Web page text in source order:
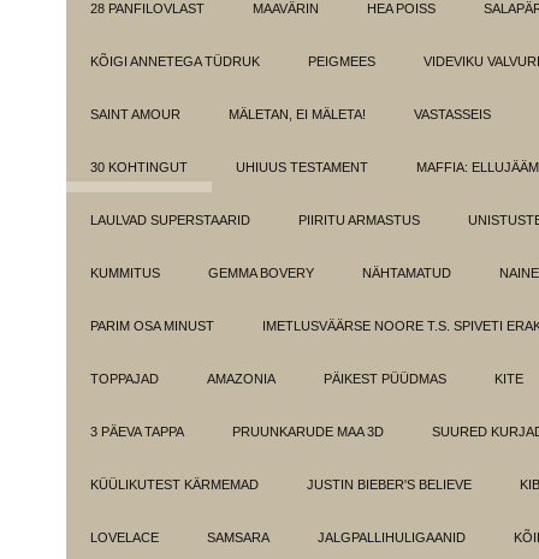
28 PANFILOVLAST MAAVÄRIN HEA POISS
KÕIGI ANNETEGA TÜDRUK PEIGMEES VIDEVIKU
SAINT AMOUR MÄLETAN, EI MÄLETA! VASTASSEIS
30 KOHTINGUT UHIUUS TESTAMENT MAFFIA:
LAULVAD SUPERSTAARID PIIRITU ARMASTUS
KUMMITUS GEMMA BOVERY NÄHTAMATUD
PARIM OSA MINUST IMETLUSVÄÄRSE NOORE T.S. SPIVETI
TOPPAJAD AMAZONIA PÄIKEST PÜÜDMAS KITE
3 PÄEVA TAPPA PRUUNKARUDE MAA 3D SUURED
KÜÜLIKUTEST KÄRMEMAD JUSTIN BIEBER'S BELIEVE
LOVELACE SAMSARA JALGPALLIHULIGAANID